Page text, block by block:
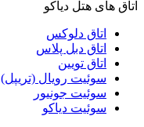
اتاق های هتل دیاکو
اتاق دلوکس
اتاق دبل پلاس
اتاق تویین
سوئیت رویال (تریپل)
سوئیت جونیور
سوئیت دیاکو